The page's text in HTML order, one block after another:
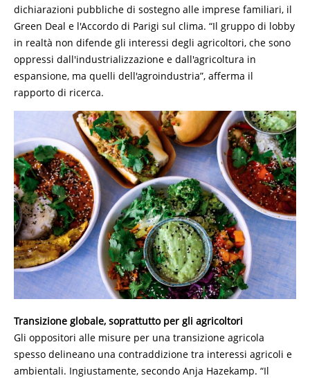
dichiarazioni pubbliche di sostegno alle imprese familiari, il
Green Deal e l'Accordo di Parigi sul clima. “Il gruppo di lobby
in realtà non difende gli interessi degli agricoltori, che sono
oppressi dall'industrializzazione e dall'agricoltura in
espansione, ma quelli dell'agroindustria”, afferma il
rapporto di ricerca.
Transizione globale, soprattutto per gli agricoltori
Gli oppositori alle misure per una transizione agricola
spesso delineano una contraddizione tra interessi agricoli e
ambientali. Ingiustamente, secondo Anja Hazekamp. “Il